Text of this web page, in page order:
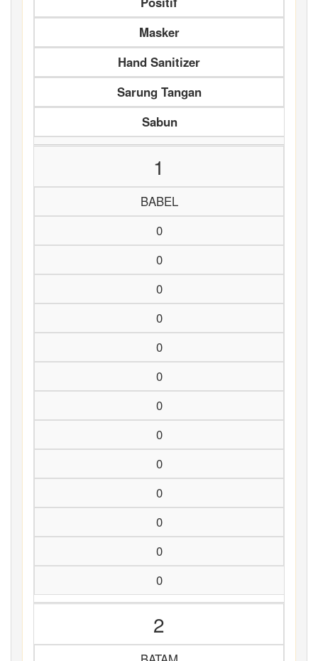
Masker
Hand Sanitizer
Sarung Tangan
Sabun
1
BABEL
0
0
0
0
0
0
0
0
0
0
0
0
0
2